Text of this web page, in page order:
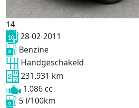
14
28-02-2011
Benzine
Handgeschakeld
231.931 km
1.086 cc
5 l/100km